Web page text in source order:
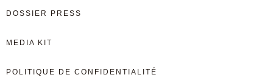
DOSSIER PRESS
MEDIA KIT
POLITIQUE DE CONFIDENTIALITÉ